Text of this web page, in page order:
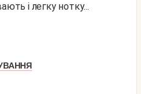
і легку нотку...